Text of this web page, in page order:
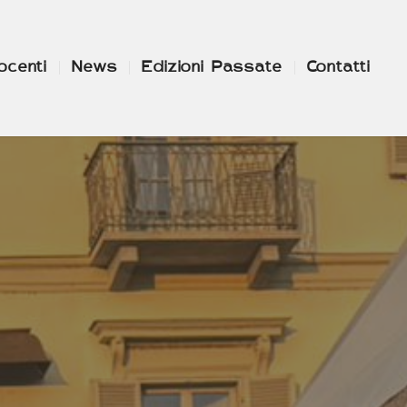
News Edizioni Passate Contatti